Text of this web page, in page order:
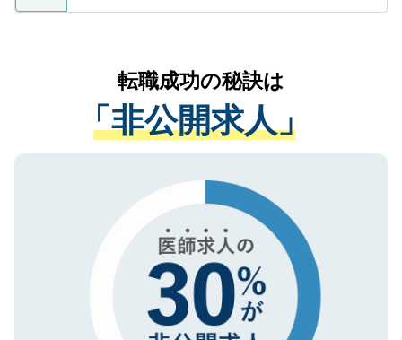
ているすべての個人データはご本人の許可
は、個人情報の取り扱いについての厳密な
管理基準を満たした事業者のみに付与され
る、プライバシーマークを取得済みです。
で、機密保持に関してもご安心ください。
かがいして、現在の医療機関の状況や紹介
経験をまじえながら、適切なアドバイスを
させていただきます。すぐにご転職をされ
ない方には、長期的なサポートが可能です
ので、まずはご登録ください。
転職成功の秘訣は
「非公開求人」